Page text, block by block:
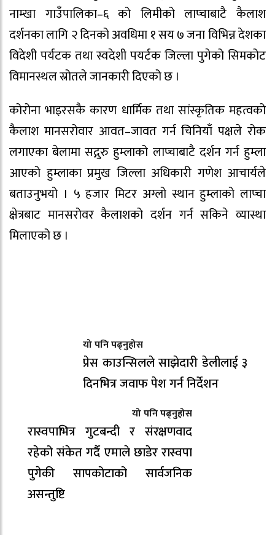
नाम्खा गाउँपालिका–६ को लिमीको लाप्चाबाटै कैलाश
दर्शनका लागि २ दिनको अवधिमा १ सय ७ जना विभिन्न देशका
विदेशी पर्यटक तथा स्वदेशी पयर्टक जिल्ला पुगेको सिमकोट
विमानस्थल स्रोतले जानकारी दिएको छ ।
कोरोना भाइरसकै कारण धार्मिक तथा सांस्कृतिक महत्वको
कैलाश मानसरोवार आवत–जावत गर्न चिनियाँ पक्षले रोक
लगाएका बेलामा सद्गुरु हुम्लाको लाप्चाबाटै दर्शन गर्न हुम्ला
आएको हुम्लाका प्रमुख जिल्ला अधिकारी गणेश आचार्यले
बताउनुभयो । ५ हजार मिटर अग्लो स्थान हुम्लाको लाप्चा
क्षेत्रबाट मानसरोवर कैलाशको दर्शन गर्न सकिने व्यास्था
मिलाएको छ ।
यो पनि पढ्नुहोस
प्रेस काउन्सिलले साझेदारी डेलीलाई ३
दिनभित्र जवाफ पेश गर्न निर्देशन
यो पनि पढ्नुहोस
रास्वपाभित्र गुटबन्दी र संरक्षणवाद
रहेको संकेत गर्दै एमाले छाडेर रास्वपा
पुगेकी सापकोटाको सार्वजनिक
असन्तुष्टि